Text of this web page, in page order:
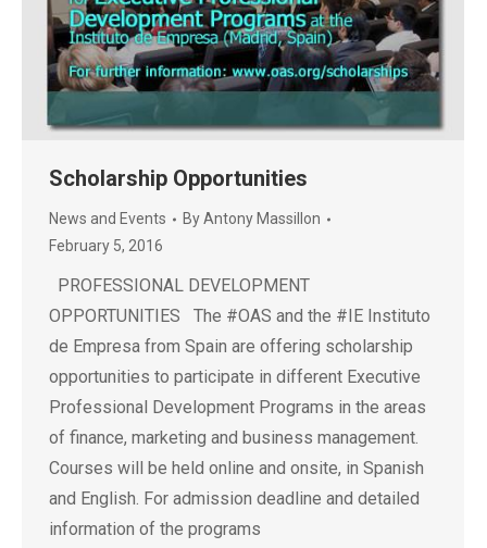
Scholarship Opportunities
News and Events ByAntony Massillon
February 5, 2016
PROFESSIONAL DEVELOPMENT
OPPORTUNITIES The ‪#‎OAS‬ and the ‪#‎IE‬ Instituto
de Empresa from Spain are offering scholarship
opportunities to participate in different Executive
Professional Development Programs in the areas
of finance, marketing and business management.
Courses will be held online and onsite, in Spanish
and English. For admission deadline and detailed
information of the programs